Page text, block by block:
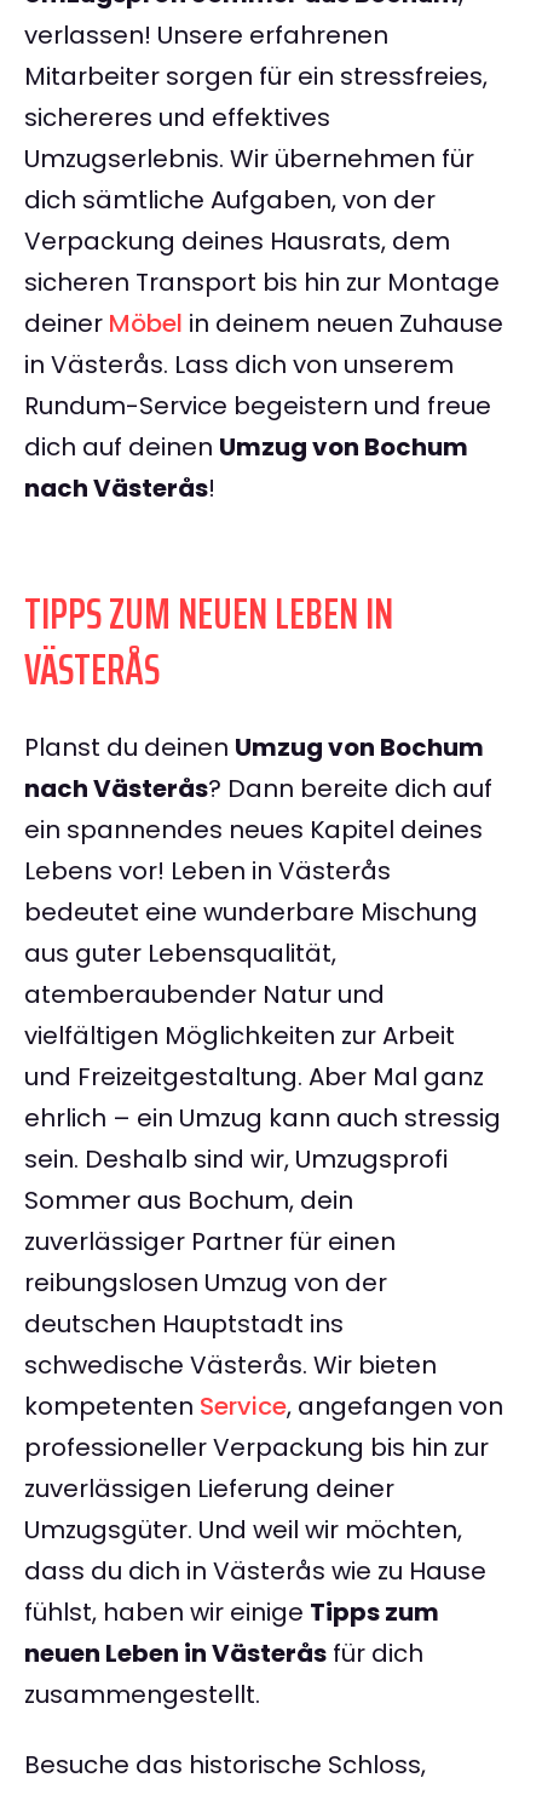
verlassen! Unsere erfahrenen
Mitarbeiter sorgen für ein stressfreies,
sichereres und effektives
Umzugserlebnis. Wir übernehmen für
dich sämtliche Aufgaben, von der
Verpackung deines Hausrats, dem
sicheren Transport bis hin zur Montage
deiner Möbel in deinem neuen Zuhause
in Västerås. Lass dich von unserem
Rundum-Service begeistern und freue
dich auf deinen Umzug von Bochum
nach Västerås!
TIPPS ZUM NEUEN LEBEN IN
VÄSTERÅS
Planst du deinen Umzug von Bochum
nach Västerås? Dann bereite dich auf
ein spannendes neues Kapitel deines
Lebens vor! Leben in Västerås
bedeutet eine wunderbare Mischung
aus guter Lebensqualität,
atemberaubender Natur und
vielfältigen Möglichkeiten zur Arbeit
und Freizeitgestaltung. Aber Mal ganz
ehrlich – ein Umzug kann auch stressig
sein. Deshalb sind wir, Umzugsprofi
Sommer aus Bochum, dein
zuverlässiger Partner für einen
reibungslosen Umzug von der
deutschen Hauptstadt ins
schwedische Västerås. Wir bieten
kompetenten Service, angefangen von
professioneller Verpackung bis hin zur
zuverlässigen Lieferung deiner
Umzugsgüter. Und weil wir möchten,
dass du dich in Västerås wie zu Hause
fühlst, haben wir einige Tipps zum
neuen Leben in Västerås für dich
zusammengestellt.
Besuche das historische Schloss,